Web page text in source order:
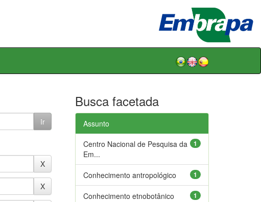
Busca facetada
Assunto
1
Centro Nacional de Pesquisa da
Em...
1
Conhecimento antropológico
1
Conhecimento etnobotânico